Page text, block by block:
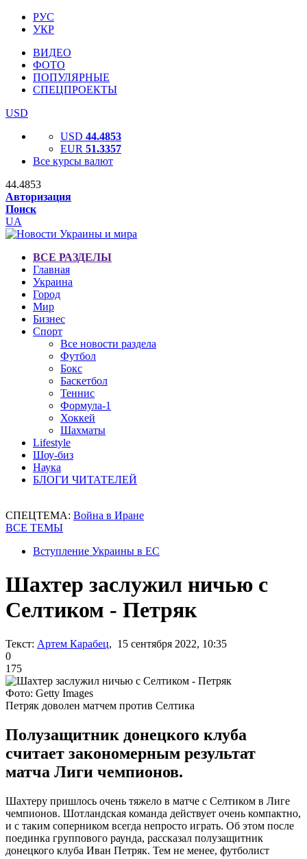
РУС
УКР
ВИДЕО
ФОТО
ПОПУЛЯРНЫЕ
СПЕЦПРОЕКТЫ
USD
USD 44.4853
EUR 51.3357
Все курсы валют
44.4853
Авторизация
Поиск
UA
ВСЕ РАЗДЕЛЫ
Главная
Украина
Город
Мир
Бизнес
Спорт
Все новости раздела
Футбол
Бокс
Баскетбол
Теннис
Формула-1
Хоккей
Шахматы
Lifestyle
Шоу-биз
Наука
БЛОГИ ЧИТАТЕЛЕЙ
СПЕЦТЕМА: Война в Иране
ВСЕ ТЕМЫ
Вступление Украины в ЕС
Шахтер заслужил ничью с
Селтиком - Петряк
Текст: Артем Карабец, 15 сентября 2022, 10:35
0
175
Фото: Getty Images
Петряк доволен матчем против Селтика
Полузащитник донецкого клуба
считает закономерным результат
матча Лиги чемпионов.
Шахтеру пришлось очень тяжело в матче с Селтиком в Лиге
чемпионов. Шотландская команда действует очень компактно,
и с таким соперником всегда непросто играть. Об этом после
поединка группового раунда, рассказал полузащитник
донецкого клуба Иван Петряк. Тем не менее, футболист